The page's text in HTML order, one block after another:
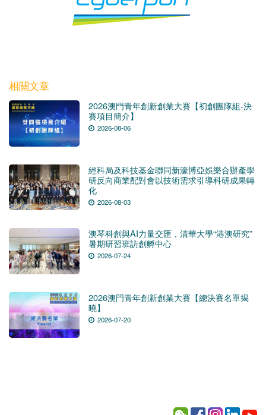
相關文章
2026澳門青年創新創業大賽【初創團隊組-決
賽項目簡介】
2026-08-06
經科局及科技基金聯同新濠博亞娛樂合辦產學
研反向商業配對會以技術需求引導科研成果轉
化
2026-08-03
澳琴科創與AI力量交匯，清華大學“港澳研究”
暑期研習班訪創孵中心
2026-07-24
2026澳門青年創新創業大賽【總決賽名單揭
曉】
2026-07-20